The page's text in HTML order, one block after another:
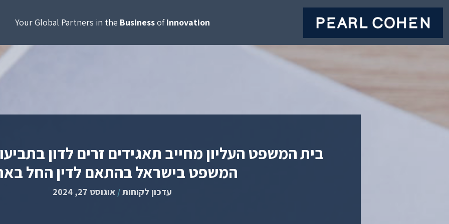
Your Global Partners in the BusinessofInnovation
בית המשפט העליון מחייב תאגידים זרים לדון
המשפט בישראל בהתאם לדין החל
עדכון לקוחות/ אוגוסט 27, 2024